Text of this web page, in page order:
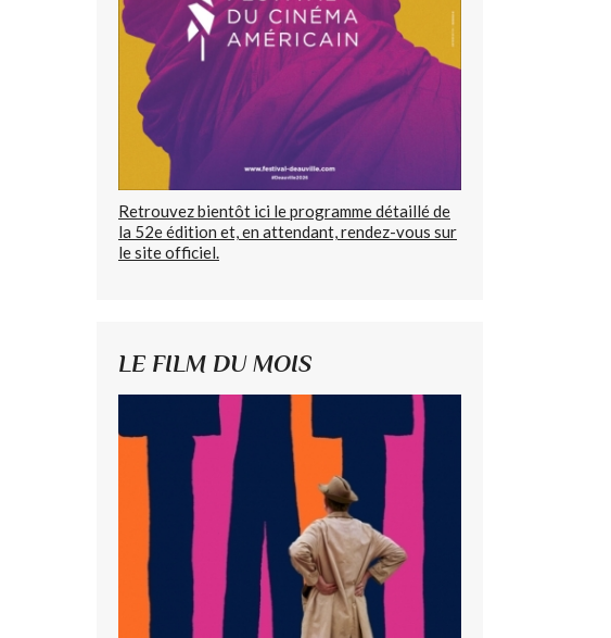
Retrouvez bientôt ici le programme détaillé de
la 52e édition et, en attendant, rendez-vous sur
le site officiel.
LE FILM DU MOIS